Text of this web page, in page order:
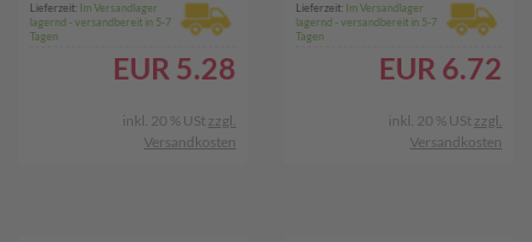
Lieferzeit: Im Versandlager
lagernd - versandbereit in 5-7
Tagen
EUR 5.28
inkl. 20 % USt zzgl.
Versandkosten
Lieferzeit: Im Versandlager
lagernd - versandbereit in 5-7
Tagen
EUR 6.72
inkl. 20 % USt zzgl.
Versandkosten